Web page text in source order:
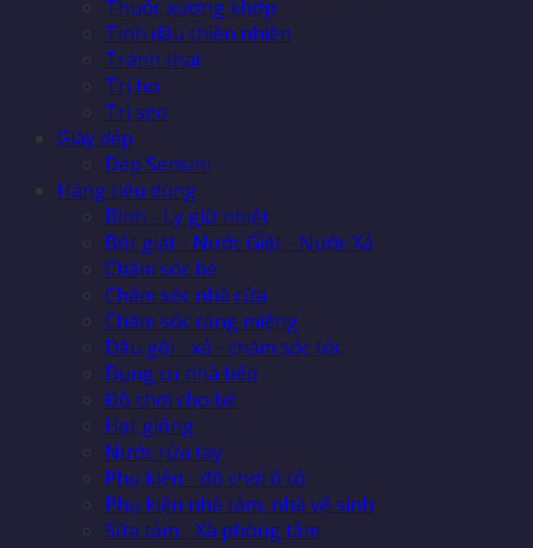
Thuốc xương khớp
Tinh dầu thiên nhiên
Tránh thai
Trị ho
Trị sẹo
Giày dép
Dép Sensini
Hàng tiêu dùng
Bình - Ly giữ nhiệt
Bột giặt - Nước Giặt - Nước Xả
Chăm sóc bé
Chăm sóc nhà cửa
Chăm sóc răng miệng
Dầu gội - xả - chăm sóc tóc
Dụng cụ nhà bếp
Đồ chơi cho bé
Hạt giống
Nước rửa tay
Phụ kiện - đồ chơi ô tô
Phụ kiện nhà tắm, nhà vệ sinh
Sữa tắm - Xà phòng tắm